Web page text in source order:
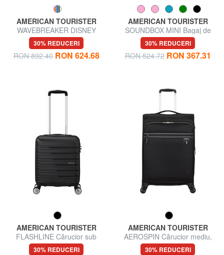
AMERICAN TOURISTER
WAVEBREAKER DISNEY
Cărucior mare
30% REDUCERI
RON 892.40 RON 624.68
AMERICAN TOURISTER
SOUNDBOX MINI Bagaj de
mână foarte mic
30% REDUCERI
RON 524.72 RON 367.31
AMERICAN TOURISTER
FLASHLINE Cărucior sub
scaun
30% REDUCERI
AMERICAN TOURISTER
AEROSPIN Cărucior mediu,
extensibil
30% REDUCERI